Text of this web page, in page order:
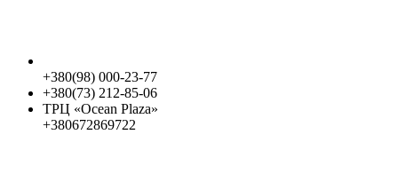
+380(98) 000-23-77
+380(73) 212-85-06
ТРЦ «Ocean Plaza»
+380672869722